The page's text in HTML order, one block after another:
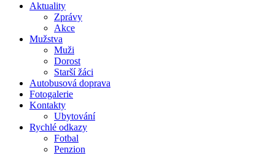
Aktuality
Zprávy
Akce
Mužstva
Muži
Dorost
Starší žáci
Autobusová doprava
Fotogalerie
Kontakty
Ubytování
Rychlé odkazy
Fotbal
Penzion